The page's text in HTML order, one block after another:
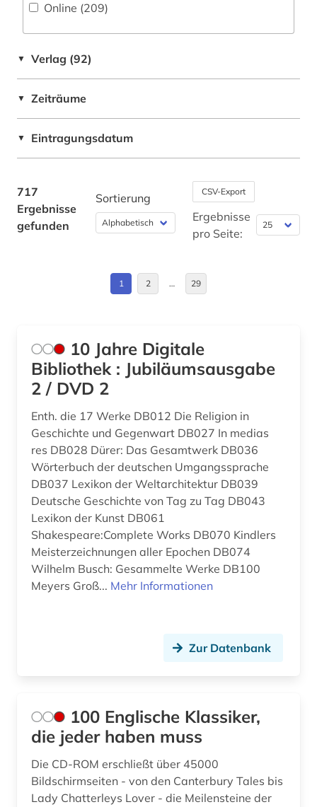
anthony trollope (1)
anthropozän (1)
arbeitssicherheit (1)
architektur (2)
archiv (1)
archäologie (2)
arthur conan (1)
artusepik (2)
asiaten (2)
asien (2)
audiovisuelles material (1)
aufführung (10)
ausbildung (1)
aussprache (3)
australien (9)
Irland (9)
Roemisches Reich (1)
Schweden (2)
Suedamerika (2)
Online (209)
▼ Verlag (92)
▼ Zeiträume
▼ Eintragungsdatum
717
Ergebnisse
gefunden
Sortierung CSV-Export
Ergebnisse
pro Seite:
1 2 … 29
10 Jahre Digitale
Bibliothek : Jubiläumsausgabe
2 / DVD 2
Enth. die 17 Werke DB012 Die Religion in
Geschichte und Gegenwart DB027 In medias
res DB028 Dürer: Das Gesamtwerk DB036
Wörterbuch der deutschen Umgangssprache
DB037 Lexikon der Weltarchitektur DB039
Deutsche Geschichte von Tag zu Tag DB043
Lexikon der Kunst DB061
Shakespeare:Complete Works DB070 Kindlers
Meisterzeichnungen aller Epochen DB074
Wilhelm Busch: Gesammelte Werke DB100
Meyers Groß... Mehr Informationen
Zur Datenbank
100 Englische Klassiker,
die jeder haben muss
Die CD-ROM erschließt über 45000
Bildschirmseiten - von den Canterbury Tales bis
Lady Chatterleys Lover - die Meilensteine der